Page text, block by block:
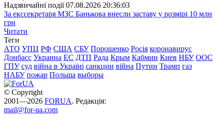
Надзвичайні події 07.08.2026 20:36:03
За екссекретаря МЗС Банькова внесли заставу у розмірі 10 млн
грн
Читати
Теги
АТО УПЦ РФ США СБУ Порошенко Росія коронавирус
Донбасс Украина ЕС ДТП Рада Крым Кабмин Киев НБУ ООС
ГПУ суд війна в Україні санкции війна Путин Трамп газ
НАБУ пожар Польша выборы
© Copyright
2001—2026 FORUA. Редакція:
mail@for-ua.com